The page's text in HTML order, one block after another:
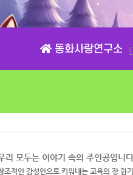
동화사랑연구소